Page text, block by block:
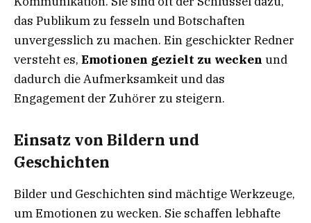
das Publikum zu fesseln und Botschaften
unvergesslich zu machen. Ein geschickter Redner
versteht es, Emotionen gezielt zu wecken und
dadurch die Aufmerksamkeit und das
Engagement der Zuhörer zu steigern.
Einsatz von Bildern und
Geschichten
Bilder und Geschichten sind mächtige Werkzeuge,
um Emotionen zu wecken. Sie schaffen lebhafte